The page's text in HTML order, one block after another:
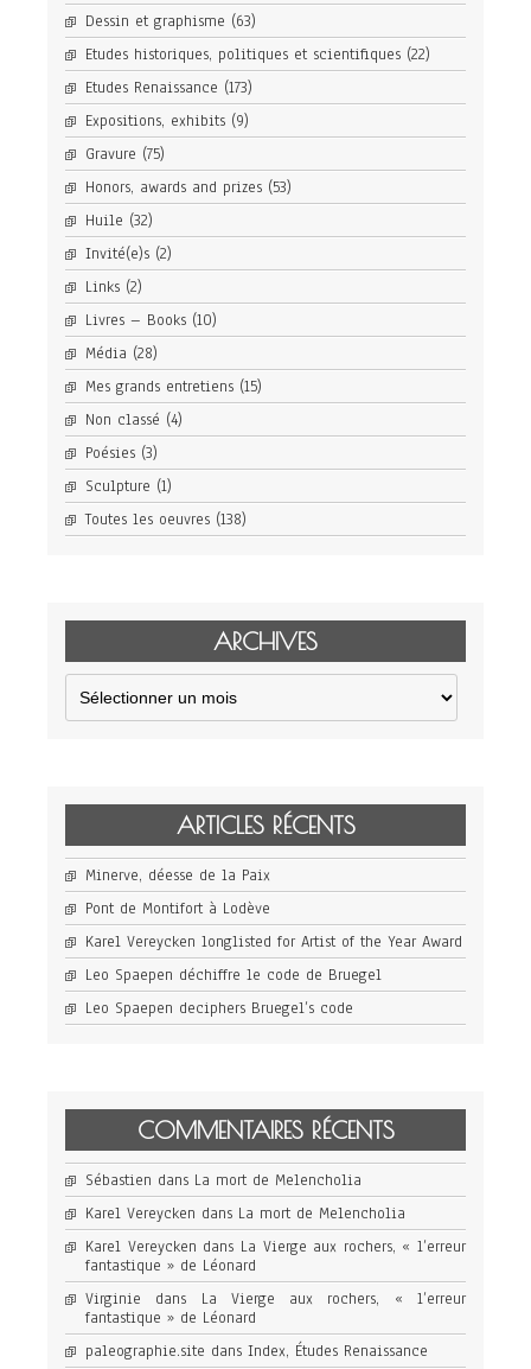
Dessin et graphisme (63)
Etudes historiques, politiques et scientifiques (22)
Etudes Renaissance (173)
Expositions, exhibits (9)
Gravure (75)
Honors, awards and prizes (53)
Huile (32)
Invité(e)s (2)
Links (2)
Livres – Books (10)
Média (28)
Mes grands entretiens (15)
Non classé (4)
Poésies (3)
Sculpture (1)
Toutes les oeuvres (138)
ARCHIVES
Archives
ARTICLES RÉCENTS
Minerve, déesse de la Paix
Pont de Montifort à Lodève
Karel Vereycken longlisted for Artist of the Year Award
Leo Spaepen déchiffre le code de Bruegel
Leo Spaepen deciphers Bruegel’s code
COMMENTAIRES RÉCENTS
Sébastien dans La mort de Melencholia
Karel Vereycken dans La mort de Melencholia
Karel Vereycken dans La Vierge aux rochers, « l’erreur
fantastique » de Léonard
Virginie dans La Vierge aux rochers, « l’erreur
fantastique » de Léonard
paleographie.site dans Index, Études Renaissance